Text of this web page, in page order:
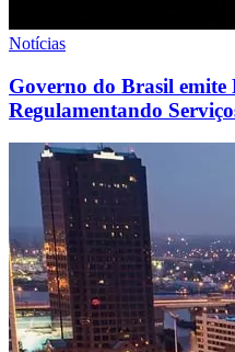
Notícias
Governo do Brasil
Regulamentando